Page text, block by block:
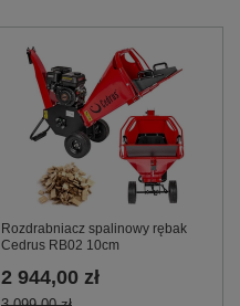
Rozdrabniacz spalinowy rębak
Cedrus RB02 10cm
2 944,00 zł